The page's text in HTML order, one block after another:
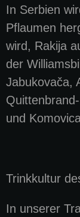
In Serbien
Pflaumen
wird, Rakija
der
Jabukovača,
und
Trinkkultur
In unserer